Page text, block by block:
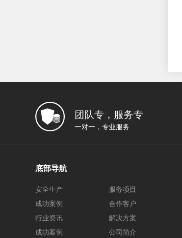
团队专，服务专
一对一，专业服务
底部导航
安全生产
服务项目
成功案例
合作客户
行业资讯
解决方案
成功案例
公司简介